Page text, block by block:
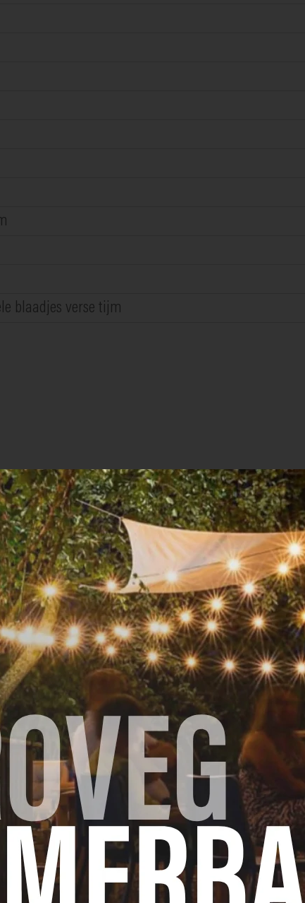
blaadjes verse tijm
blokjes. Snipper de uien en pel de look.
een deksel op de pot en laat 20 tot 30 minuten
zacht is.
de haverroom toe met het citroensap, roer
pan tot ze licht kleuren. Garneer elk bord
kan aangelengd worden met groentebouillon